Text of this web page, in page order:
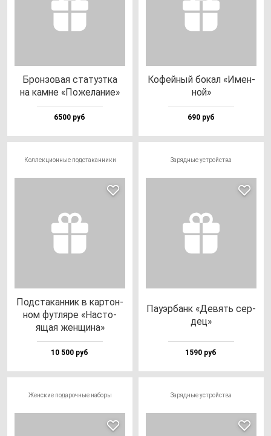
Брон­зо­вая ста­ту­эт­ка
на кам­не «Поже­ла­ние»
6500 руб
Кофей­ный бо­кал «Имен­
ной»
690 руб
Коллекционные подстаканники
Под­ста­кан­ник в кар­тон­
ном фут­ля­ре «Нас­то­
ящая жен­щи­на»
10 500 руб
Зарядные устройства
Пауэр­банк «Девять сер­
дец»
1590 руб
Женские подарочные наборы Зарядные устройства